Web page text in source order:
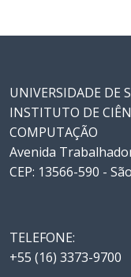
UNIVERSIDADE DE
INSTITUTO DE
COMPUTAÇÃO
Avenida
CEP: 13566-590 -
TELEFONE:
+55 (16) 3373-9700